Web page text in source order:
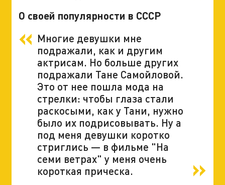
О своей популярности в СССР
Многие девушки мне
подражали, как и другим
актрисам. Но больше других
подражали Тане Самойловой.
Это от нее пошла мода на
стрелки: чтобы глаза стали
раскосыми, как у Тани, нужно
было их подрисовывать. Ну а
под меня девушки коротко
стриглись — в фильме "На
семи ветрах" у меня очень
короткая прическа.